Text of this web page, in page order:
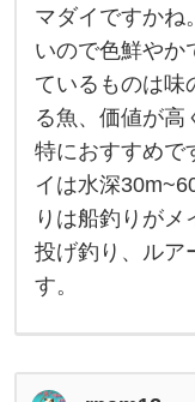
わ
れ
が
で
す
が
、
実
は
マ
ダ
で
す
か
ね
。
春
の
真
鯛
は
産
卵
の
体
が
マダイですかね
いので色鮮やか
ているものは味
る魚、価値が高
特におすすめで
イは水深
りは船釣りが
投げ釣り、ルア
す。